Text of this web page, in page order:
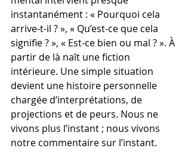
instantanément : « Pourquoi cela
arrive-t-il ? », « Qu’est-ce que cela
signifie ? », « Est-ce bien ou mal ? ». À
partir de là naît une fiction
intérieure. Une simple situation
devient une histoire personnelle
chargée d’interprétations, de
projections et de peurs. Nous ne
vivons plus l’instant ; nous vivons
notre commentaire sur l’instant.